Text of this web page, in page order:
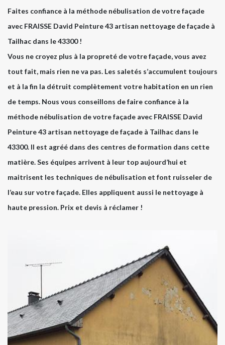
Faites confiance à la méthode nébulisation de votre façade
avec FRAISSE David Peinture 43 artisan nettoyage de façade à
Tailhac dans le 43300 !
Vous ne croyez plus à la propreté de votre façade, vous avez
tout fait, mais rien ne va pas. Les saletés s’accumulent toujours
et à la fin la détruit complètement votre habitation en un rien
de temps. Nous vous conseillons de faire confiance à la
méthode nébulisation de votre façade avec FRAISSE David
Peinture 43 artisan nettoyage de façade à Tailhac dans le
43300. Il est agréé dans des centres de formation dans cette
matière. Ses équipes arrivent à leur top aujourd’hui et
maitrisent les techniques de nébulisation et font ruisseler de
l’eau sur votre façade. Elles appliquent aussi le nettoyage à
haute pression. Prix et devis à réclamer !